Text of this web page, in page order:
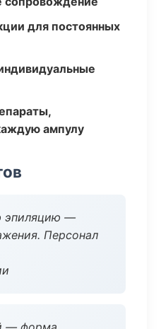
для постоянных
ампулу
эпиляцию —
Персонал